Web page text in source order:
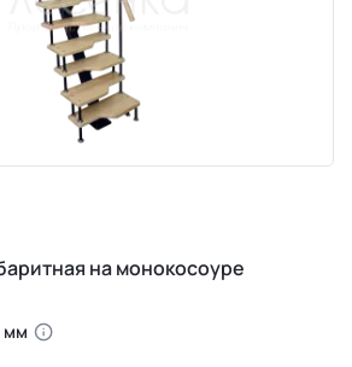
на монокосоуре
мм